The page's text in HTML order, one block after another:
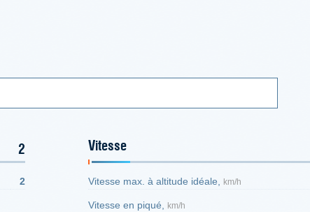
2
2
Vitesse
Vitesse max. à altitude idéale, km/h
Vitesse en piqué, km/h